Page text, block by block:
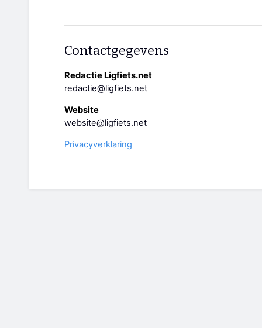
Contactgegevens
Redactie Ligfiets.net
redactie@ligfiets.net
Website
website@ligfiets.net
Privacyverklaring